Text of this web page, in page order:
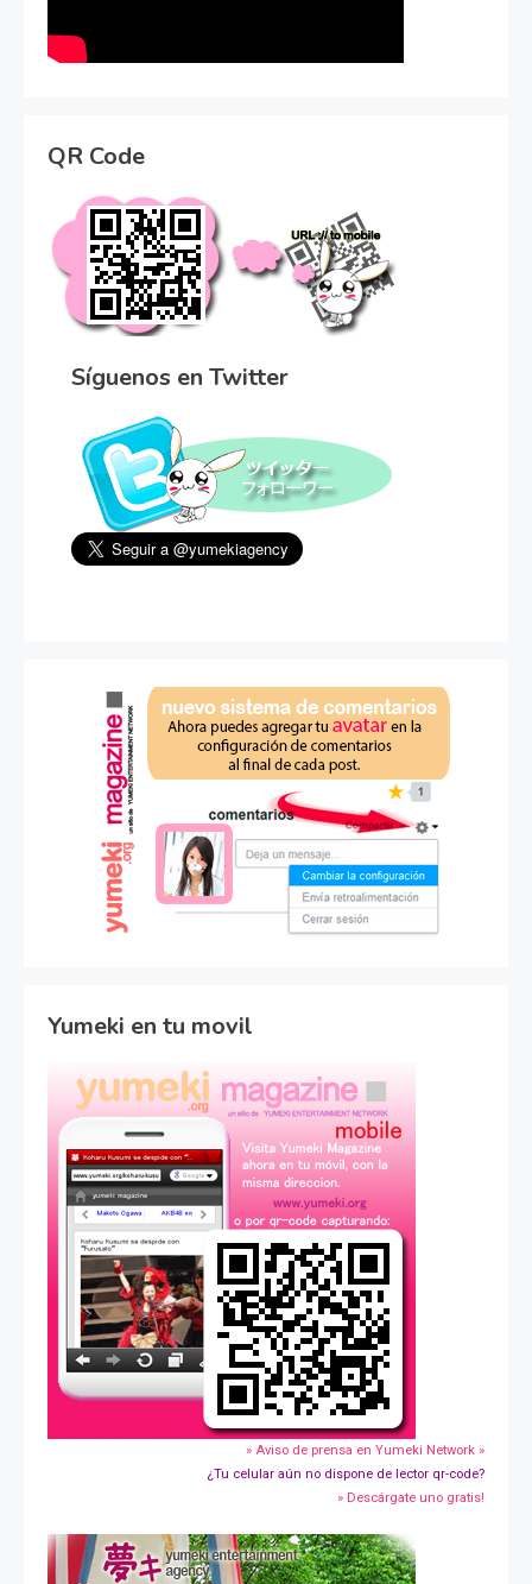
QR Code
Síguenos en Twitter
Yumeki en tu movil
» Aviso de prensa en Yumeki Network »
¿Tu celular aún no dispone de lector qr-code?
» Descárgate uno gratis!